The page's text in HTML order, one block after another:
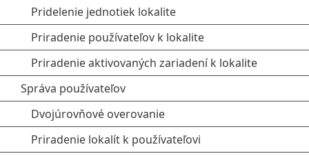
Pridelenie jednotiek lokalite
Priradenie používateľov k lokalite
Priradenie aktivovaných zariadení k lokalite
Správa používateľov
Dvojúrovňové overovanie
Priradenie lokalít k používateľovi